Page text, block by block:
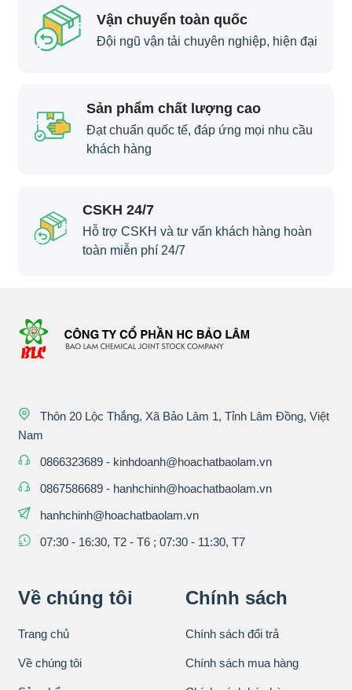
Vận chuyển toàn quốc
Đội ngũ vận tải chuyên nghiệp, hiện đại
Sản phẩm chất lượng cao
Đạt chuẩn quốc tế, đáp ứng mọi nhu cầu
khách hàng
CSKH 24/7
Hỗ trợ CSKH và tư vấn khách hàng hoàn
toàn miễn phí 24/7
Thôn 20 Lộc Thắng, Xã Bảo Lâm 1, Tỉnh Lâm Đồng, Việt
Nam
0866323689- kinhdoanh@hoachatbaolam.vn
0867586689- hanhchinh@hoachatbaolam.vn
hanhchinh@hoachatbaolam.vn
07:30 - 16:30, T2 - T6 ; 07:30 - 11:30, T7
Về chúng tôi
Trang chủ
Về chúng tôi
Chính sách
Chính sách đổi trả
Chính sách mua hàng